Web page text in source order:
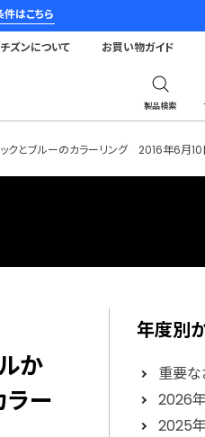
はこちら
製品検索
ズンについて お買い物ガイド
クとブルーのカラーリング 2016年6月
か
ラー
年度別
重要な
2026年
2025年